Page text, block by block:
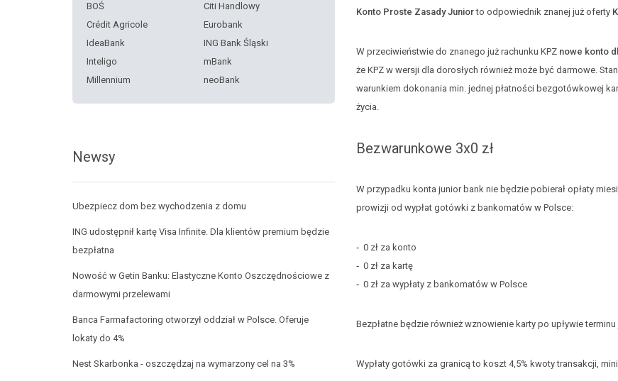
BOŚ
Citi Handlowy
Crédit Agricole
Eurobank
IdeaBank
ING Bank Śląski
Inteligo
mBank
Millennium
neoBank
Toyota Bank
Newsy
Ubezpiecz dom bez wychodzenia z domu
ING udostępnił kartę Visa Infinite. Dla klientów premium będzie
bezpłatna
Nowość w Getin Banku: Elastyczne Konto Oszczędnościowe z
darmowymi przelewami
Banca Farmafactoring otworzył oddział w Polsce. Oferuje
lokaty do 4%
Nest Skarbonka - oszczędzaj na wymarzony cel na 3%
Konto Proste Zasady Juniorto odpowiednik znanej już oferty
W przeciwieństwie do znanego już rachunku KPZ nowe konto
że KPZ w wersji dla dorosłych również może być darmowe.
warunkiem dokonania min. jednej płatności bezgotówkowej
życia.
Bezwarunkowe 3x0 zł
W przypadku konta junior bank nie będzie pobierał opłaty
prowizji od wypłat gotówki z bankomatów w Polsce:
0 zł za konto
0 zł za kartę
0 zł za wypłaty z bankomatów w Polsce
Bezpłatne będzie również wznowienie karty po upływie
Wypłaty gotówki za granicą to koszt 4,5% kwoty transakcji,